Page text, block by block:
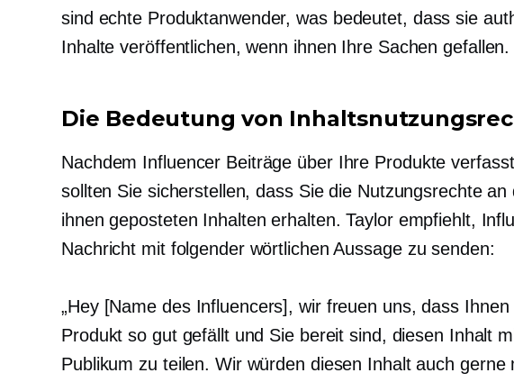
sind echte Produktanwender, was bedeutet, dass sie
Inhalte veröffentlichen, wenn ihnen Ihre Sachen gefallen.
Die Bedeutung von
Nachdem Influencer Beiträge über Ihre Produkte
sollten Sie sicherstellen, dass Sie die Nutzungsrechte an
ihnen geposteten Inhalten erhalten. Taylor empfiehlt,
Nachricht mit folgender wörtlichen Aussage zu senden:
„Hey [Name des Influencers], wir freuen uns, dass Ihnen
Produkt so gut gefällt und Sie bereit sind, diesen Inhalt
Publikum zu teilen. Wir würden diesen Inhalt auch gerne